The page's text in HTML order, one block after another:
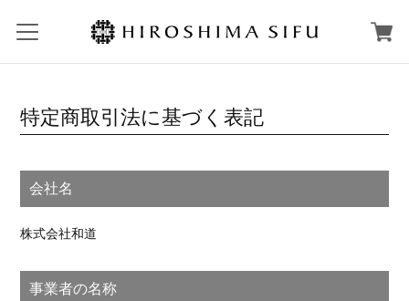
特定商取引法に基づく表記
会社名
株式会社和道
事業者の名称